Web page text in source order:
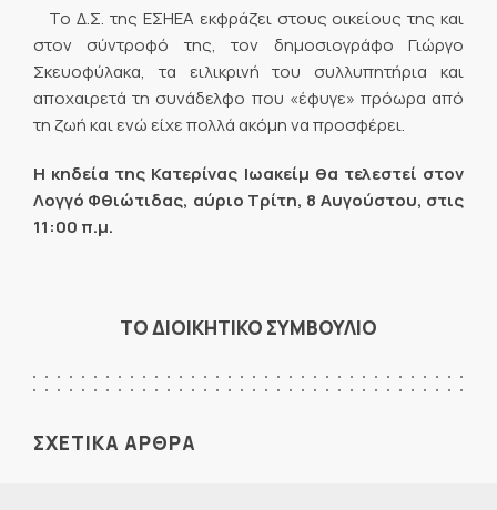
Το Δ.Σ. της ΕΣΗΕΑ εκφράζει στους οικείους της και
στον σύντροφό της, τον δημοσιογράφο Γιώργο
Σκευοφύλακα, τα ειλικρινή του συλλυπητήρια και
αποχαιρετά τη συνάδελφο που «έφυγε» πρόωρα από
τη ζωή και ενώ είχε πολλά ακόμη να προσφέρει.
Η κηδεία της Κατερίνας Ιωακείμ θα τελεστεί στον
Λογγό Φθιώτιδας, αύριο Τρίτη, 8 Αυγούστου, στις
11:00 π.μ.
ΤΟ ΔΙΟΙΚΗΤΙΚΟ ΣΥΜΒΟΥΛΙΟ
ΣΧΕΤΙΚΑ ΑΡΘΡΑ